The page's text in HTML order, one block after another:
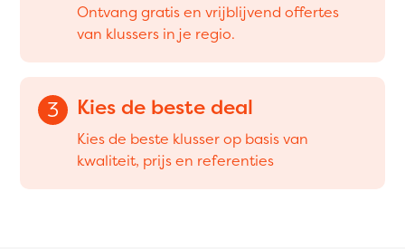
Ontvang gratis en vrijblijvend offertes
van klussers in je regio.
3 Kies de beste deal
Kies de beste klusser op basis van
kwaliteit, prijs en referenties